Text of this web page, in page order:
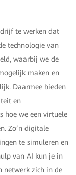
te werken dat
technologie van
waarbij we de
maken en
Daarmee bieden
en
hoe we een virtuele
Zo’n digitale
te simuleren en
van AI kun je in
netwerk zich in de